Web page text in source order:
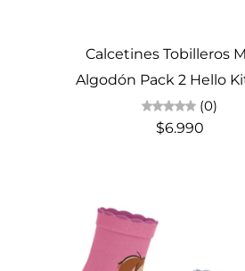
Calcetines Tobilleros
Algodón Pack 2 Hello
(0)
$6.990